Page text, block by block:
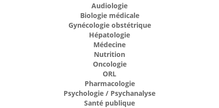
Audiologie
Biologie médicale
Gynécologie obstétrique
Hépatologie
Médecine
Nutrition
Oncologie
ORL
Pharmacologie
Psychologie / Psychanalyse
Santé publique